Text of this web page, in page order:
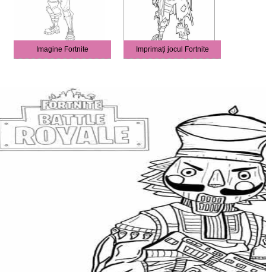
Imagine Fortnite Imprimați jocul Fortnite